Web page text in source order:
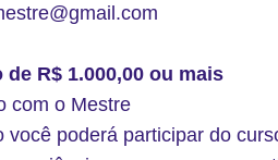
R$ 1.000,00 ou mais
com o Mestre
você poderá participar do